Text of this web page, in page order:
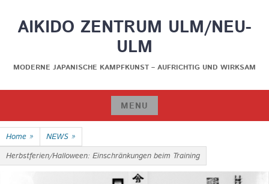
AIKIDO ZENTRUM ULM/NEU-
ULM
MODERNE JAPANISCHE KAMPFKUNST – AUFRICHTIG UND WIRKSAM
MENU
Skip
to
content
Home » NEWS »
Herbstferien/Halloween: Einschränkungen beim Training